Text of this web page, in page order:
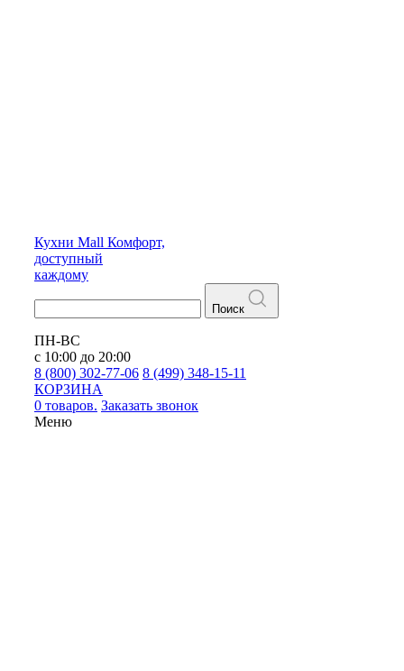
Кухни Mall Комфорт,
доступный
каждому
Поиск
ПН-ВС
с 10:00 до 20:00
8 (800) 302-77-06 8 (499) 348-15-11
КОРЗИНА
0 товаров. Заказать звонок
Меню